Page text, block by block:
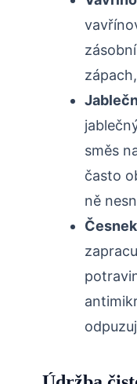
směs
často
ně